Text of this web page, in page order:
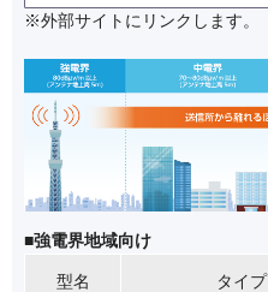
※外部サイトにリンクします。
■強電界地域向け
型名 タイプ